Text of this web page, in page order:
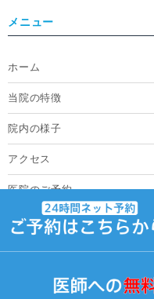
メニュー
ホーム
当院の特徴
院内の様子
アクセス
医院のご予約
採用情報
ムシバラボ by キーデン